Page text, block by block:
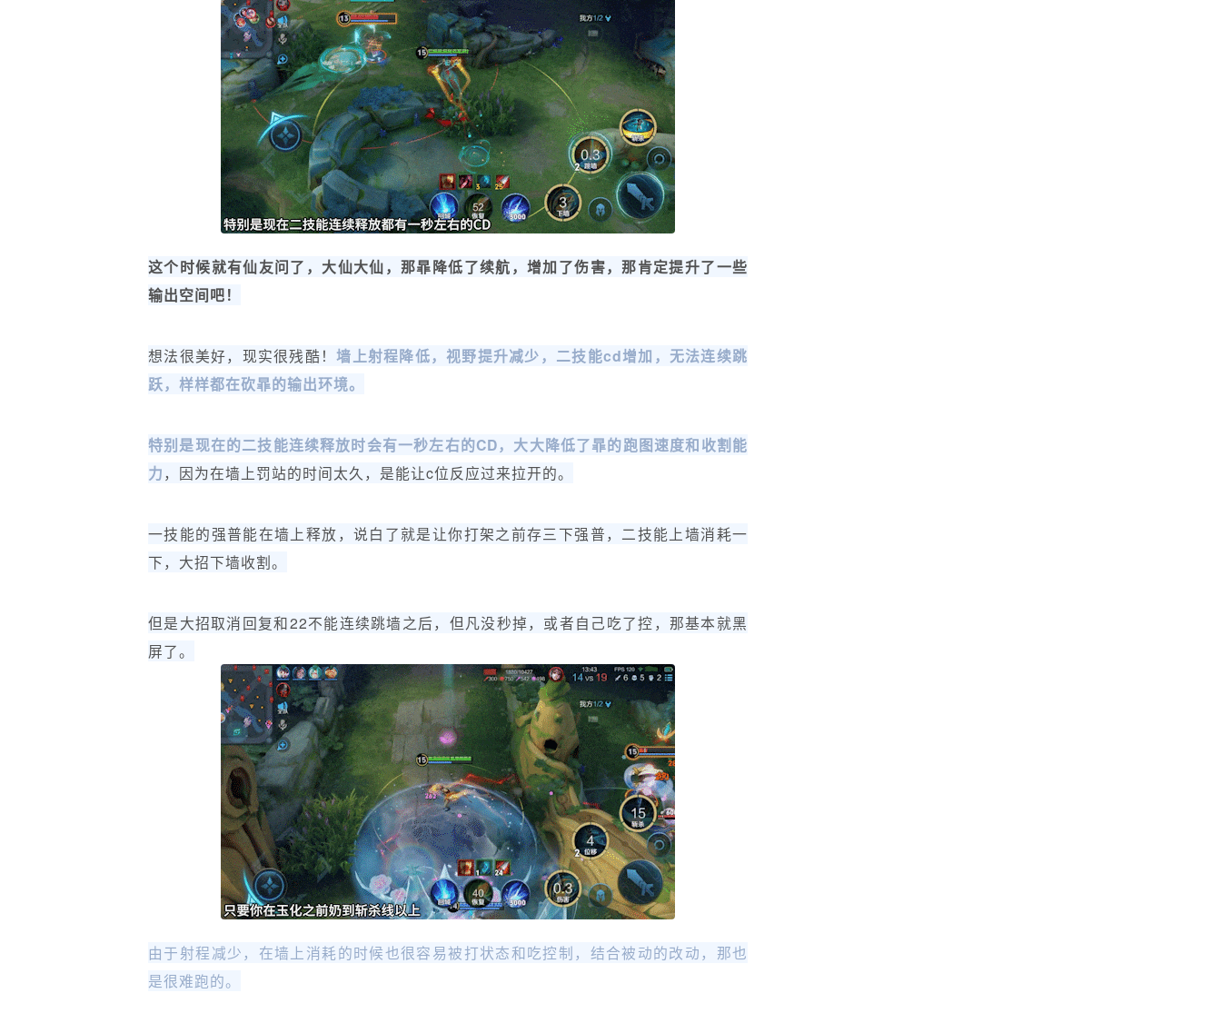
这个时候就有仙友问了，大仙大仙，那暃降低了续航，增加了伤害，那肯定提升了一些
输出空间吧！
想法很美好，现实很残酷！墙上射程降低，视野提升减少，二技能cd增加，无法连续跳
跃，样样都在砍暃的输出环境。
特别是现在的二技能连续释放时会有一秒左右的CD，大大降低了暃的跑图速度和收割能
力，因为在墙上罚站的时间太久，是能让c位反应过来拉开的。
一技能的强普能在墙上释放，说白了就是让你打架之前存三下强普，二技能上墙消耗一
下，大招下墙收割。
但是大招取消回复和22不能连续跳墙之后，但凡没秒掉，或者自己吃了控，那基本就黑
屏了。
由于射程减少，在墙上消耗的时候也很容易被打状态和吃控制，结合被动的改动，那也
是很难跑的。